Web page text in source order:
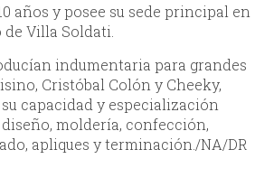
años y posee su sede principal en
Villa Soldati.
indumentaria para grandes
Cristóbal Colón y Cheeky,
capacidad y especialización
moldería, confección,
apliques y terminación./NA/DR